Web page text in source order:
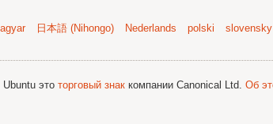
日本語 (Nihongo) Nederlands polski slovensky
Ubuntu это торговый знак компании Canonical Ltd. Об